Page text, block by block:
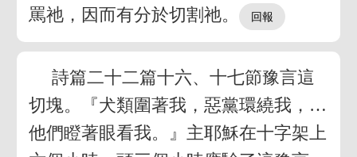
罵祂，因而有分於切割祂。
詩篇二十二篇十六、十七節豫言這
切塊。『犬類圍著我，惡黨環繞我，…
他們瞪著眼看我。』主耶穌在十字架上